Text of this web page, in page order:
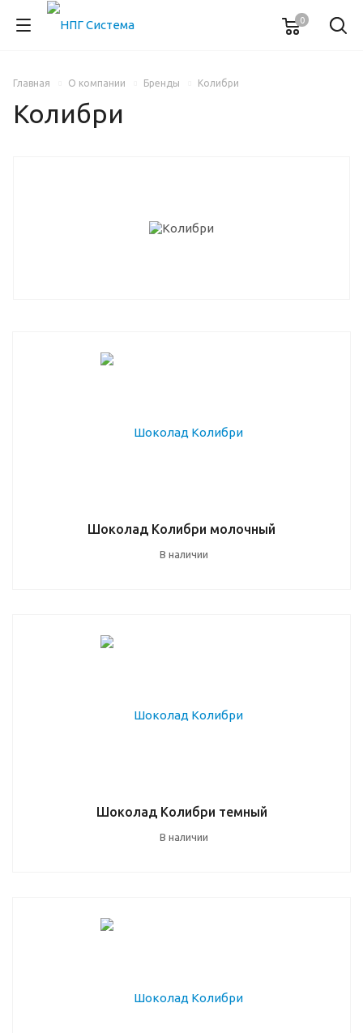
0
Главная О компании Бренды Колибри
Колибри
Шоколад Колибри молочный
В наличии
Шоколад Колибри темный
В наличии